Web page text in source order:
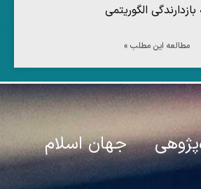
بازدارندگی الگوریتمی
مطالعه این مطلب »
جهان اسلام